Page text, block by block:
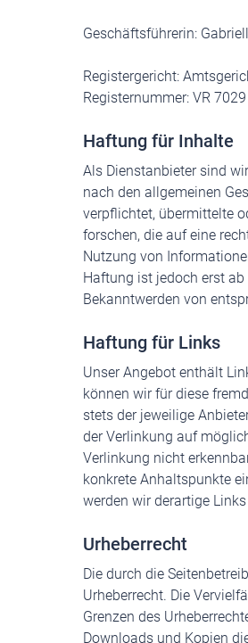
Geschäftsführerin:
Registergericht:
Registernummer: VR 7029
Haftung für Inhalte
Als Dienstanbieter sind
nach den allgemeinen
verpflichtet, übermittelte
forschen, die auf eine
Nutzung von
Haftung ist jedoch erst
Bekanntwerden von
Haftung für Links
Unser Angebot enthält
können wir für diese
stets der jeweilige
der Verlinkung auf
Verlinkung nicht
konkrete Anhaltspunkte
werden wir derartige
Urheberrecht
Die durch die
Urheberrecht. Die
Grenzen des
Downloads und Kopien